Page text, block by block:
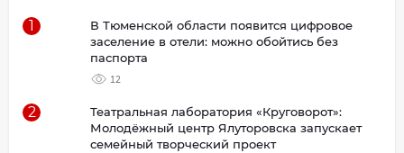
1
В Тюменской области появится цифровое
заселение в отели: можно обойтись без
паспорта
12
2
Театральная лаборатория «Круговорот»:
Молодёжный центр Ялуторовска запускает
семейный творческий проект